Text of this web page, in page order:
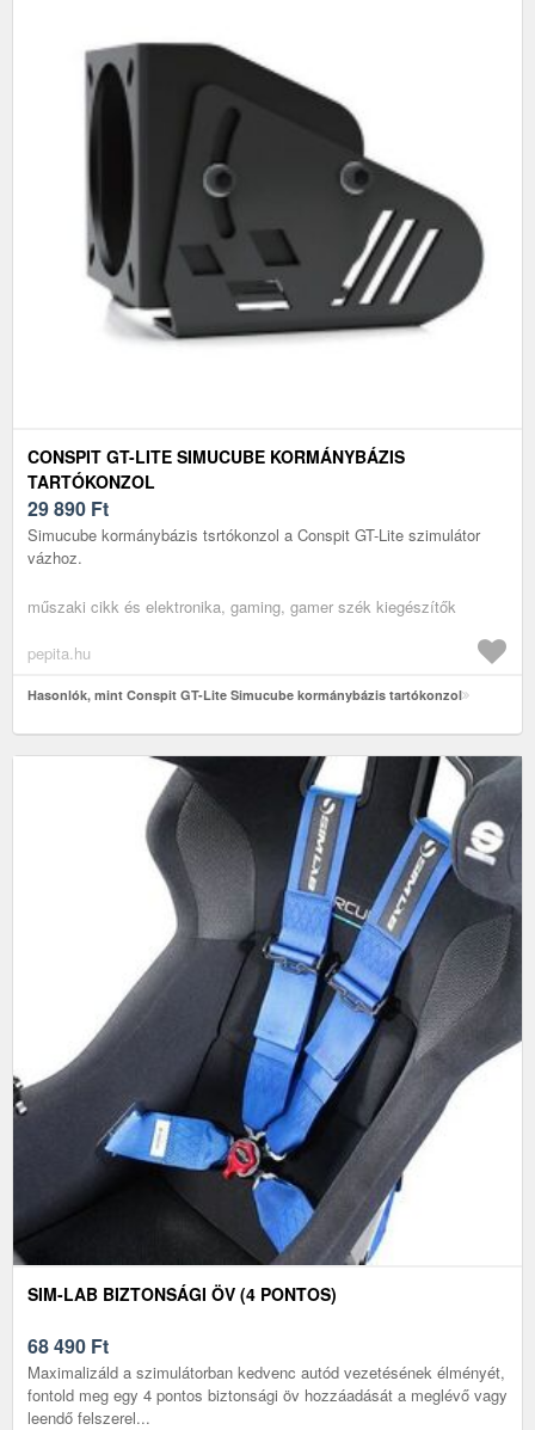
CONSPIT GT-LITE SIMUCUBE KORMÁNYBÁZIS
TARTÓKONZOL
29 890 Ft
Simucube kormánybázis tsrtókonzol a Conspit GT-Lite szimulátor
vázhoz.
műszaki cikk és elektronika, gaming, gamer szék kiegészítők
pepita.hu
Hasonlók, mint Conspit GT-Lite Simucube kormánybázis tartókonzol
SIM-LAB BIZTONSÁGI ÖV (4 PONTOS)
68 490 Ft
Maximalizáld a szimulátorban kedvenc autód vezetésének élményét,
fontold meg egy 4 pontos biztonsági öv hozzáadását a meglévő vagy
leendő felszerel...